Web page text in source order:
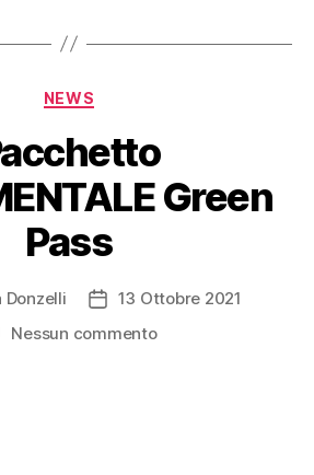
NEWS
Green
Pass
Donzelli
13 Ottobre 2021
Nessun commento